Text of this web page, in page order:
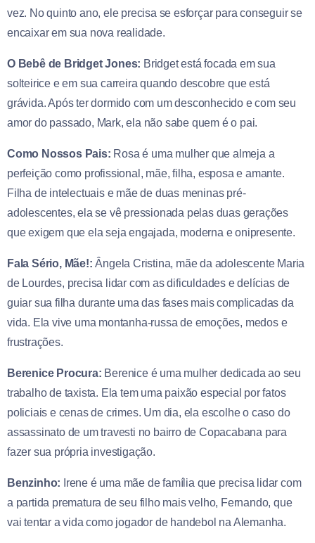
vez. No quinto ano, ele precisa se esforçar para conseguir se
encaixar em sua nova realidade.
O Bebê de Bridget Jones: Bridget está focada em sua
solteirice e em sua carreira quando descobre que está
grávida. Após ter dormido com um desconhecido e com seu
amor do passado, Mark, ela não sabe quem é o pai.
Como Nossos Pais: Rosa é uma mulher que almeja a
perfeição como profissional, mãe, filha, esposa e amante.
Filha de intelectuais e mãe de duas meninas pré-
adolescentes, ela se vê pressionada pelas duas gerações
que exigem que ela seja engajada, moderna e onipresente.
Fala Sério, Mãe!:Ângela Cristina, mãe da adolescente Maria
de Lourdes, precisa lidar com as dificuldades e delícias de
guiar sua filha durante uma das fases mais complicadas da
vida. Ela vive uma montanha-russa de emoções, medos e
frustrações.
Berenice Procura: Berenice é uma mulher dedicada ao seu
trabalho de taxista. Ela tem uma paixão especial por fatos
policiais e cenas de crimes. Um dia, ela escolhe o caso do
assassinato de um travesti no bairro de Copacabana para
fazer sua própria investigação.
Benzinho: Irene é uma mãe de família que precisa lidar com
a partida prematura de seu filho mais velho, Fernando, que
vai tentar a vida como jogador de handebol na Alemanha.